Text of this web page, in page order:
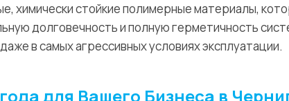
химически стойкие полимерные материалы,
долговечность и полную герметичность
в самых агрессивных условиях эксплуатации.
для Вашего Бизнеса в